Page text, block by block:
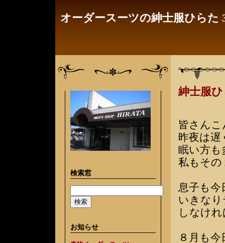
オーダースーツの紳士服ひら
検索窓
お知らせ
紳士服
皆さん
昨夜は遅
眠い方も
私もその
息子も今
いきな
しなけ
８月も